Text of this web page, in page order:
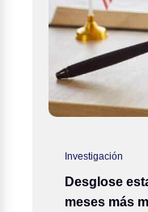
Investigación
Desglose
meses más